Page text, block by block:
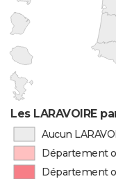
Les LARAVOIRE
Aucun
Département
Département